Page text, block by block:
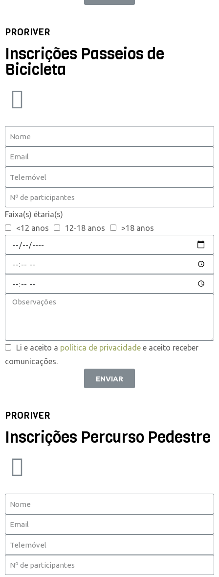
PRORIVER
Inscrições Passeios de
Bicicleta
Faixa(s) étaria(s)
<12 anos
12-18 anos >18 anos
Li e aceito a política de privacidade e aceito receber
comunicações.
ENVIAR
PRORIVER
Inscrições Percurso Pedestre